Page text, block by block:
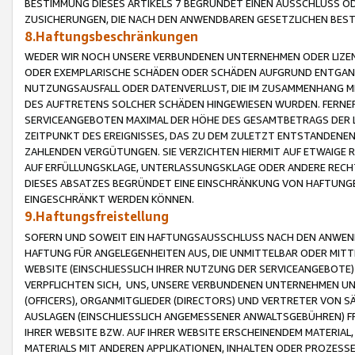
BESTIMMUNG DIESES ARTIKELS 7 BEGRÜNDET EINEN AUSSCHLUSS
ZUSICHERUNGEN, DIE NACH DEN ANWENDBAREN GESETZLICHEN
8.Haftungsbeschränkungen
WEDER WIR NOCH UNSERE VERBUNDENEN UNTERNEHMEN ODER
ODER EXEMPLARISCHE SCHÄDEN ODER SCHÄDEN AUFGRUND
NUTZUNGSAUSFALL ODER DATENVERLUST, DIE IM ZUSAMMENHANG
DES AUFTRETENS SOLCHER SCHÄDEN HINGEWIESEN WURDEN.
SERVICEANGEBOTEN MAXIMAL DER HÖHE DES GESAMTBETRAGS
ZEITPUNKT DES EREIGNISSES, DAS ZU DEM ZULETZT
ZAHLENDEN VERGÜTUNGEN. SIE VERZICHTEN HIERMIT AUF
AUF ERFÜLLUNGSKLAGE, UNTERLASSUNGSKLAGE ODER ANDERE
DIESES ABSATZES BEGRÜNDET EINE EINSCHRÄNKUNG VON
EINGESCHRÄNKT WERDEN KÖNNEN.
9.Haftungsfreistellung
SOFERN UND SOWEIT EIN HAFTUNGSAUSSCHLUSS NACH DEN
HAFTUNG FÜR ANGELEGENHEITEN AUS, DIE UNMITTELBAR ODER
WEBSITE (EINSCHLIESSLICH IHRER NUTZUNG DER
VERPFLICHTEN SICH, UNS, UNSERE VERBUNDENEN UNTERNEHMEN
(OFFICERS), ORGANMITGLIEDER (DIRECTORS) UND VERTRETER VON
AUSLAGEN (EINSCHLIESSLICH ANGEMESSENER
IHRER WEBSITE BZW. AUF IHRER WEBSITE ERSCHEINENDEM
MATERIALS MIT ANDEREN APPLIKATIONEN, INHALTEN ODER